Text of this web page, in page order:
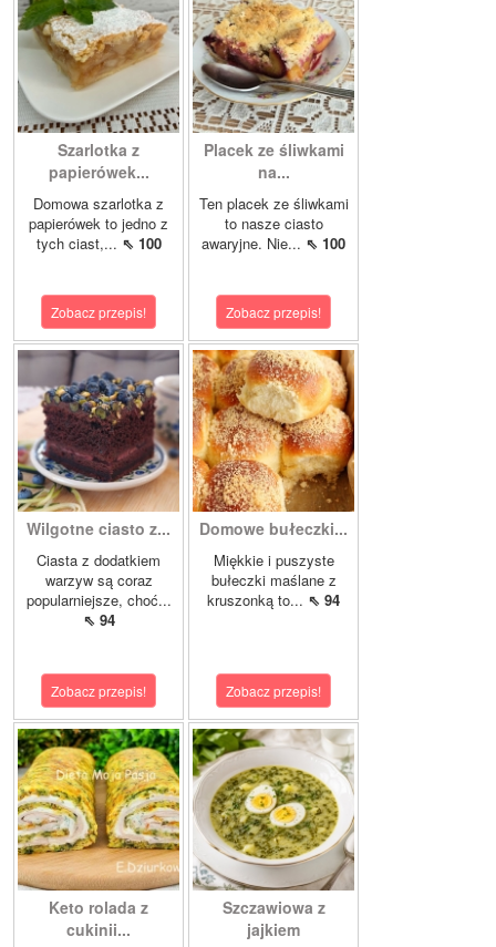
Szarlotka z
papierówek...
Domowa szarlotka z
papierówek to jedno z
tych ciast,... ⇖ 100
Zobacz przepis!
Placek ze śliwkami
na...
Ten placek ze śliwkami
to nasze ciasto
awaryjne. Nie... ⇖ 100
Zobacz przepis!
Wilgotne ciasto z...
Ciasta z dodatkiem
warzyw są coraz
popularniejsze, choć...
⇖ 94
Zobacz przepis!
Domowe bułeczki...
Miękkie i puszyste
bułeczki maślane z
kruszonką to... ⇖ 94
Zobacz przepis!
Keto rolada z
cukinii...
Szczawiowa z
jajkiem